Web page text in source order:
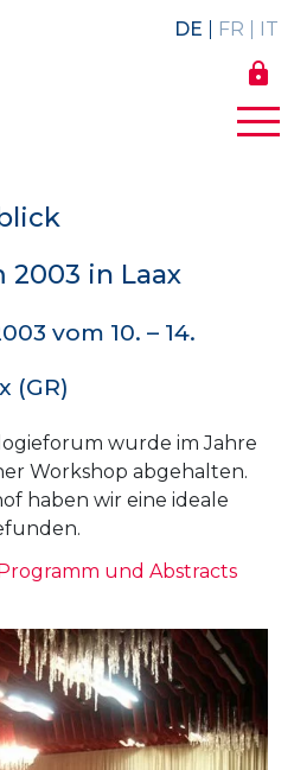
lock
DE FR IT
in Laax
vom 10. – 14.
(GR)
wurde im Jahre
Workshop abgehalten.
haben wir eine ideale
und Abstracts